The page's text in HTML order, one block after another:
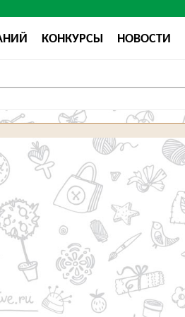
КОНКУРСЫ НОВОСТИ